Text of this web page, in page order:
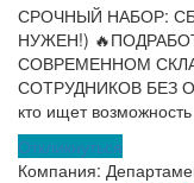
СРОЧНЫЙ НАБОР:
НУЖЕН!)
СОВРЕМЕННОМ
СОТРУДНИКОВ БЕЗ
кто ищет
Откликнуться
Компания: